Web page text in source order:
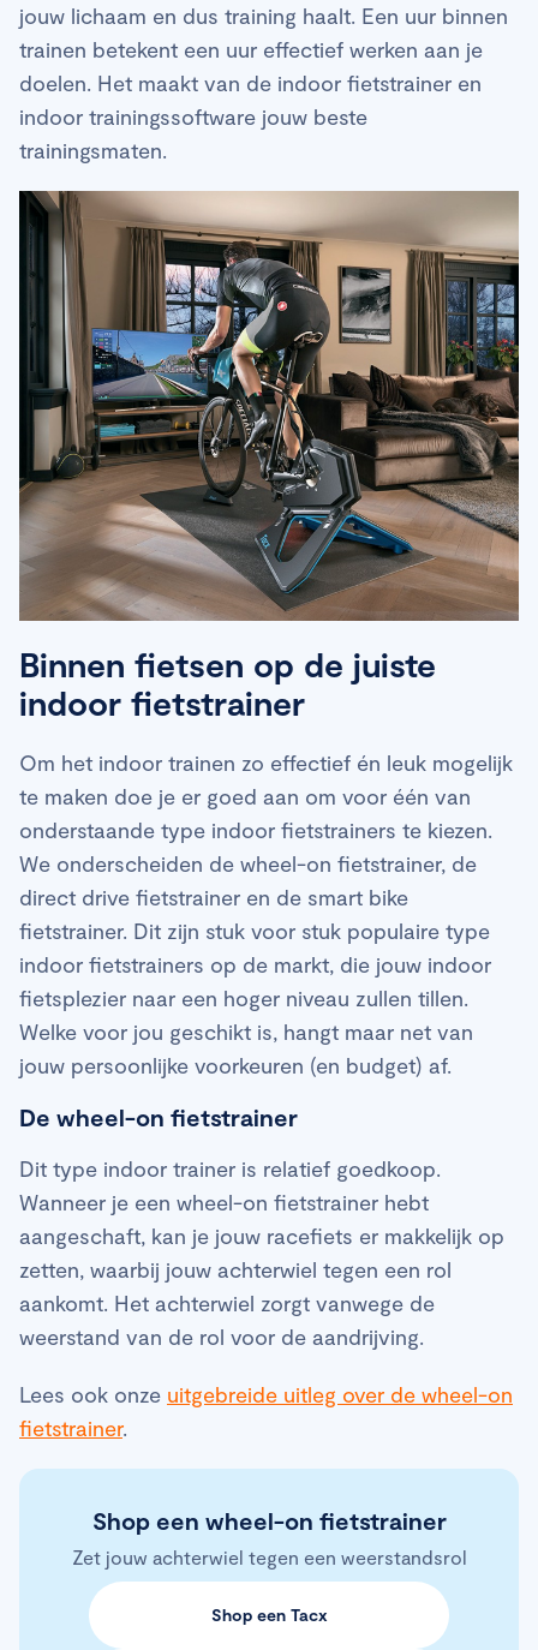
jouw lichaam en dus training haalt. Een uur binnen
trainen betekent een uur effectief werken aan je
doelen. Het maakt van de indoor fietstrainer en
indoor trainingssoftware jouw beste
trainingsmaten.
Binnen fietsen op de juiste
indoor fietstrainer
Om het indoor trainen zo effectief én leuk mogelijk
te maken doe je er goed aan om voor één van
onderstaande type indoor fietstrainers te kiezen.
We onderscheiden de wheel-on fietstrainer, de
direct drive fietstrainer en de smart bike
fietstrainer. Dit zijn stuk voor stuk populaire type
indoor fietstrainers op de markt, die jouw indoor
fietsplezier naar een hoger niveau zullen tillen.
Welke voor jou geschikt is, hangt maar net van
jouw persoonlijke voorkeuren (en budget) af.
De wheel-on fietstrainer
Dit type indoor trainer is relatief goedkoop.
Wanneer je een wheel-on fietstrainer hebt
aangeschaft, kan je jouw racefiets er makkelijk op
zetten, waarbij jouw achterwiel tegen een rol
aankomt. Het achterwiel zorgt vanwege de
weerstand van de rol voor de aandrijving.
Lees ook onze uitgebreide uitleg over de wheel-on
fietstrainer.
Shop een wheel-on fietstrainer
Zet jouw achterwiel tegen een weerstandsrol
Shop een Tacx